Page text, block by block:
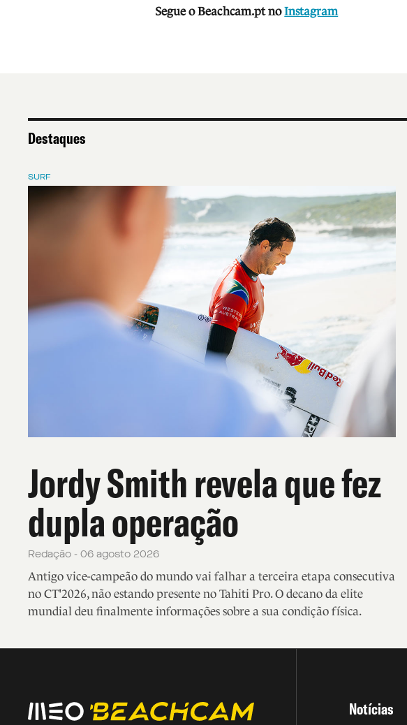
Segue o Beachcam.pt no Instagram
Destaques
SURF
Jordy Smith revela que fez
dupla operação
Redação - 06 agosto 2026
Antigo vice-campeão do mundo vai falhar a terceira etapa consecutiva
no CT'2026, não estando presente no Tahiti Pro. O decano da elite
mundial deu finalmente informações sobre a sua condição física.
Notícias